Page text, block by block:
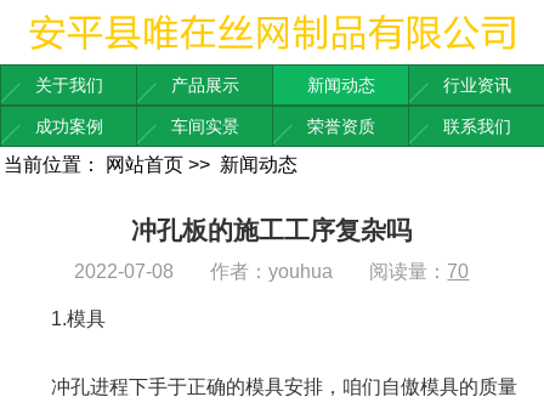
关于我们 产品展示 新闻动态 行业资讯
成功案例 车间实景 荣誉资质 联系我们
当前位置： 网站首页 >> 新闻动态
冲孔板的施工工序复杂吗
2022-07-08 作者：youhua 阅读量： 70
1.模具
冲孔进程下手于正确的模具安排，咱们自傲模具的质量